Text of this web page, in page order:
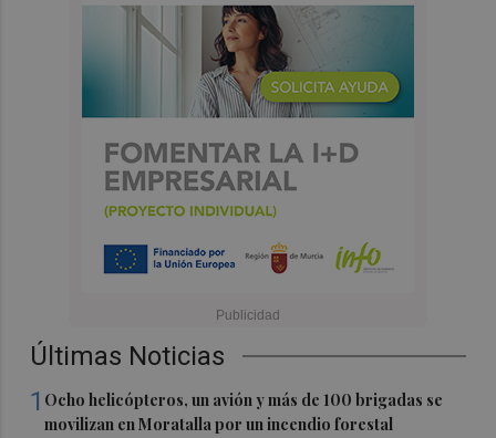
Últimas Noticias
1 Ocho helicópteros, un avión y más de 100 brigadas se
movilizan en Moratalla por un incendio forestal